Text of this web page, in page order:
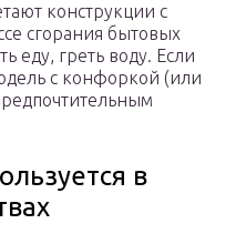
конструкции с
сгорания бытовых
еду, греть воду. Если
с конфоркой (или
в